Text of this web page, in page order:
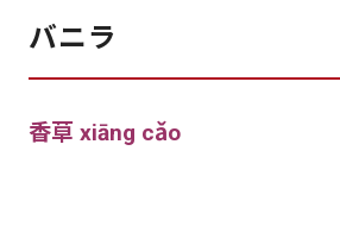
バニラ
香草 xiāng cǎo